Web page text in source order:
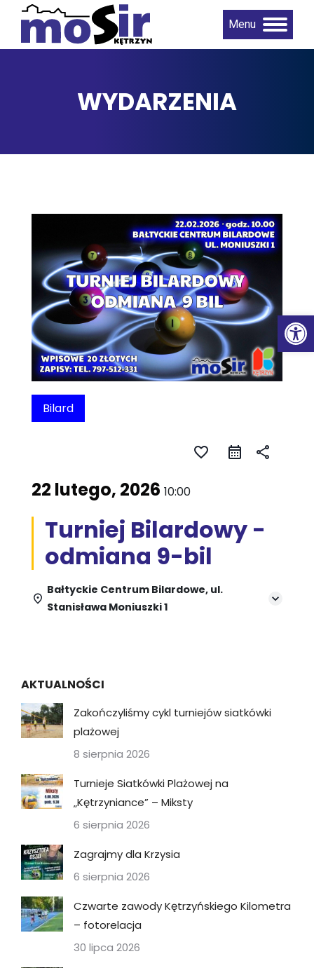
Menu
WYDARZENIA
Bilard
favorite_border share
22 lutego, 2026 10:00
Turniej Bilardowy -
odmiana 9-bil
Bałtyckie Centrum Bilardowe, ul.
Stanisława Moniuszki 1
AKTUALNOŚCI
Zakończyliśmy cykl turniejów siatkówki
plażowej
8 sierpnia 2026
Turnieje Siatkówki Plażowej na
„Kętrzyniance” – Miksty
6 sierpnia 2026
Zagrajmy dla Krzysia
6 sierpnia 2026
Czwarte zawody Kętrzyńskiego Kilometra
– fotorelacja
30 lipca 2026